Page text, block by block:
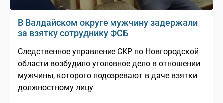
В Валдайском округе мужчину задержали
за взятку сотруднику ФСБ
Следственное управление СКР по Новгородской
области возбудило уголовное дело в отношении
мужчины, которого подозревают в даче взятки
должностному лицу